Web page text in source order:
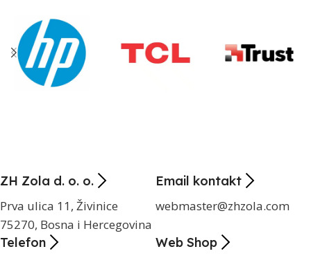
ZH Zola d. o. o.
Prva ulica 11, Živinice
75270, Bosna i Hercegovina
Email kontakt
webmaster@zhzola.com
Telefon
Web Shop